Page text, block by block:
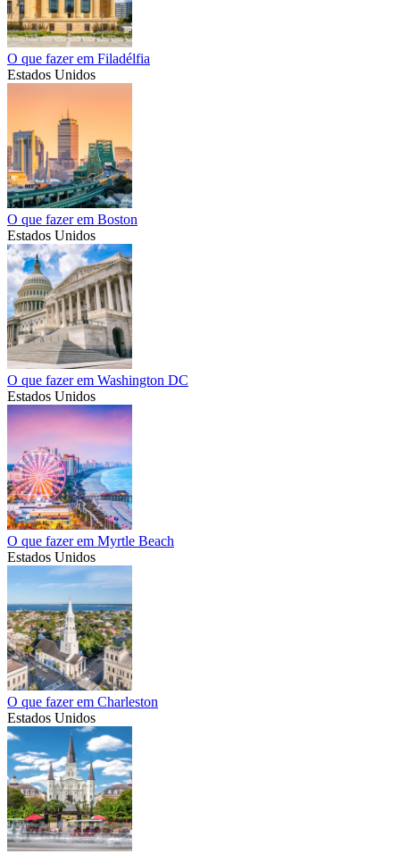
O que fazer em Filadélfia
Estados Unidos
O que fazer em Boston
Estados Unidos
O que fazer em Washington DC
Estados Unidos
O que fazer em Myrtle Beach
Estados Unidos
O que fazer em Charleston
Estados Unidos